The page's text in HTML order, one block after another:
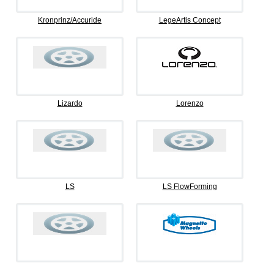
Kronprinz/Accuride LegeArtis Concept
Lizardo Lorenzo
LS LS FlowForming